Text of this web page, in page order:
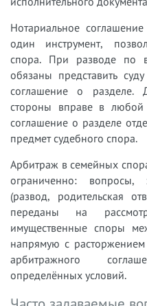
Нотариальное
один инструмент,
спора. При разводе по
обязаны представить
соглашение о
стороны вправе в любой
соглашение о разделе
предмет судебного спора.
Арбитраж в семейных
ограниченно: вопросы,
(развод, родительская
переданы на
имущественные споры
напрямую с
арбитражного
определённых условий.